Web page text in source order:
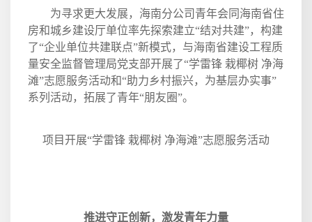
为寻求更大发展，海南分公司青年会同海南省住
房和城乡建设厅单位率先探索建立“结对共建”，构建
了“企业单位共建联点”新模式，与海南省建设工程质
量安全监督管理局党支部开展了“学雷锋 栽椰树 净海
滩”志愿服务活动和“助力乡村振兴，为基层办实事”
系列活动，拓展了青年“朋友圈”。
项目开展“学雷锋 栽椰树 净海滩”志愿服务活动
推进守正创新，激发青年力量